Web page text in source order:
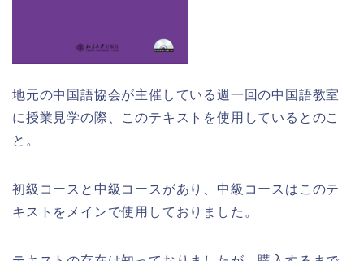
地元の中国語協会が主催している週一回の中国語教室
に授業見学の際、このテキストを使用しているとのこ
と。
初級コースと中級コースがあり、中級コースはこのテ
キストをメインで使用しておりました。